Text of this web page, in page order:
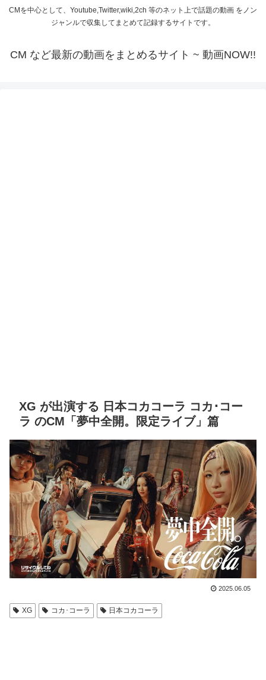
CMを中心として、Youtube,Twitter,wiki,2ch 等のネット上で話題の動画 をノン
ジャンルで収集してまとめて記録するサイトです。
CM など最新の動画をまとめるサイト ~ 動画NOW!!
XG が出演する 日本コカコーラ コカ･コー
ラ のCM「夢中全開。限定ライブ」篇
2025.06.05
XG コカ･コーラ 日本コカコーラ